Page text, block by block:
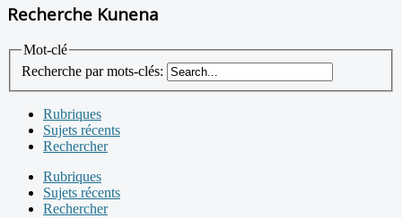
Recherche Kunena
Mot-clé
Recherche par mots-clés:
Rubriques
Sujets récents
Rechercher
Rubriques
Sujets récents
Rechercher